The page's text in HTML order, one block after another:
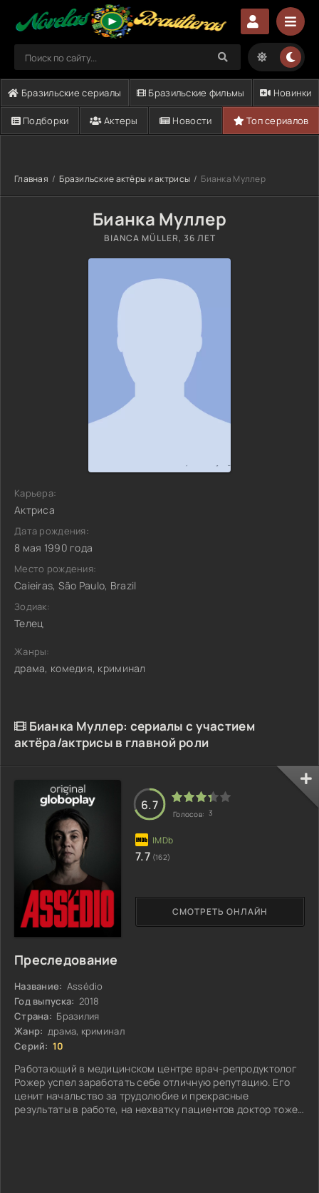
Бразильские сериалы Бразильские фильмы Новинки
Подборки Актеры Новости Топ сериалов
Главная Бразильские актёры и актрисы Бианка Муллер
Бианка Муллер
BIANCA MÜLLER, 36 ЛЕТ
Карьера:
Актриса
Дата рождения:
8 мая 1990 года
Место рождения:
Caieiras, São Paulo, Brazil
Зодиак:
Телец
Жанры:
драма, комедия, криминал
Бианка Муллер: сериалы с участием
актёра/актрисы в главной роли
Преследование
Название: Assédio
Год выпуска: 2018
Страна: Бразилия
Жанр: драма, криминал
Серий: 10
Работающий в медицинском центре врач-репродуктолог
Рожер успел заработать себе отличную репутацию. Его
ценит начальство за трудолюбие и прекрасные
результаты в работе, на нехватку пациентов доктор тоже
СМОТРЕТЬ ОНЛАЙН
6.7
Голосов: 3
7.7 (162)